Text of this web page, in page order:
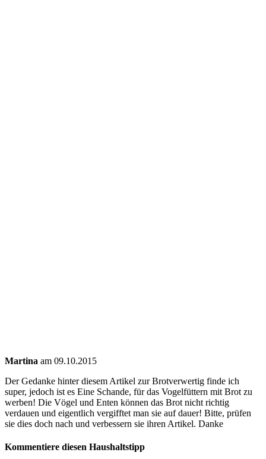
Martina am 09.10.2015
Der Gedanke hinter diesem Artikel zur Brotverwertig finde ich
super, jedoch ist es Eine Schande, für das Vogelfüttern mit Brot zu
werben! Die Vögel und Enten können das Brot nicht richtig
verdauen und eigentlich vergifftet man sie auf dauer! Bitte, prüfen
sie dies doch nach und verbessern sie ihren Artikel. Danke
Kommentiere diesen Haushaltstipp